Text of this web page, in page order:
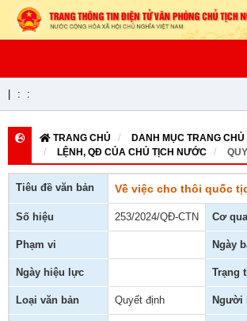
: :
TRANG CHỦ
DANH MỤC TRANG CHỦ
LỆNH, QĐ CỦA CHỦ TỊCH NƯỚC
Tiêu đề văn bản Về việc cho thôi quốc
Số hiệu 253/2024/QĐ-CTN Cơ
Phạm vi Ngày
Ngày hiệu lực Trạng
Loại văn bản Quyết định Người